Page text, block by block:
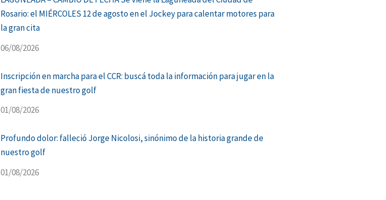
Rosario: el MIÉRCOLES 12 de agosto en el Jockey para calentar motores para
la gran cita
06/08/2026
Inscripción en marcha para el CCR: buscá toda la información para jugar en la
gran fiesta de nuestro golf
01/08/2026
Profundo dolor: falleció Jorge Nicolosi, sinónimo de la historia grande de
nuestro golf
01/08/2026